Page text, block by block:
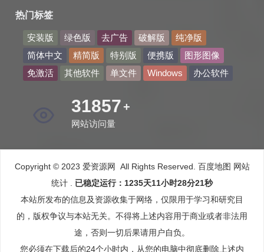
热门标签
安装版 绿色版 去广告 破解版
纯净版
简体中文
精简版 特别版 便携版
图形图像
免激活
其他软件 单文件 Windows 办公软件
41512 +
网站访问量
Copyright © 2023 爱资源网 All Rights Reserved. 百度地图 网站
统计
已稳定运行：1235天11小时28分22秒
本站所发布的信息及资源收集于网络，仅限用于学习和研究目
的，版权争议与本站无关。不得将上述内容用于商业或者非法用
途，否则一切后果请用户自负。
您必须在下载后的24个小时内，从您的电脑中彻底删除上述内